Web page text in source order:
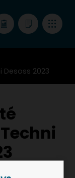
Desoss 2023